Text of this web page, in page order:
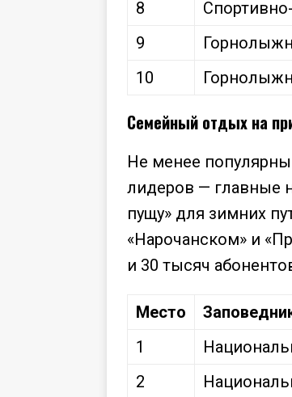
8
9
10
Семейный отдых на
Не менее
лидеров — главные
пущу» для зимних
«Нарочанском» и
и 30 тысяч
Место
1
2